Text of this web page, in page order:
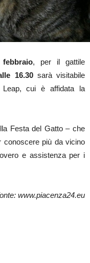
, per il gattile
16.30sarà visitabile
Leap, cui è affidata la
Festa del Gatto – che
conoscere più da vicino
e assistenza per i
www.piacenza24.eu